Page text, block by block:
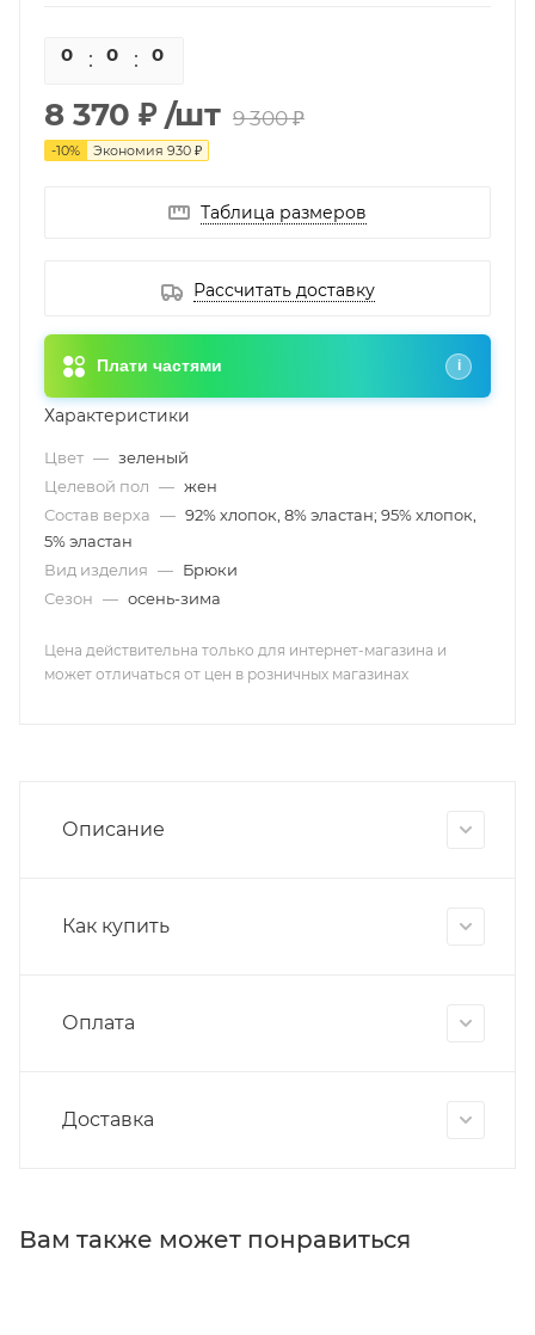
0 0 0
8 370 ₽ /шт 9 300 ₽
-10% Экономия 930 ₽
Таблица размеров
Рассчитать доставку
Плати частями i
Характеристики
Цвет — зеленый
Целевой пол — жен
Состав верха — 92% хлопок, 8% эластан; 95% хлопок,
5% эластан
Вид изделия — Брюки
Сезон — осень-зима
Цена действительна только для интернет-магазина и
может отличаться от цен в розничных магазинах
Описание
Как купить
Оплата
Доставка
Вам также может понравиться